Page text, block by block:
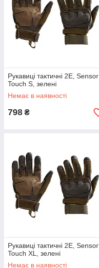
Рукавиці тактичні 2E, Sensor
Touch S, зелені
Немає в наявності
798 ₴
Рукавиці тактичні 2E, Sensor
Touch XL, зелені
Немає в наявності